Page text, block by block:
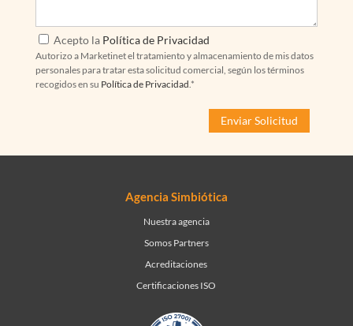
Acepto la Política de Privacidad
Autorizo a Marketinet el tratamiento y almacenamiento de mis datos
personales para tratar esta solicitud comercial, según los términos
recogidos en su Política de Privacidad.*
Agencia Simbiótica
Nuestra agencia
Somos Partners
Acreditaciones
Certificaciones ISO